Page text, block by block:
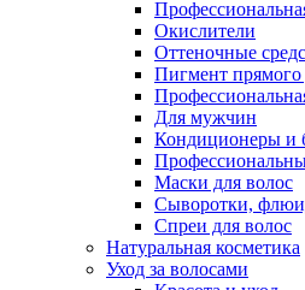
Окислители
Оттеночные
Пигмент прямого
Для мужчин
Кондиционеры и
Маски для волос
Сыворотки,
Спреи для волос
Натуральная косметика
Уход за волосами